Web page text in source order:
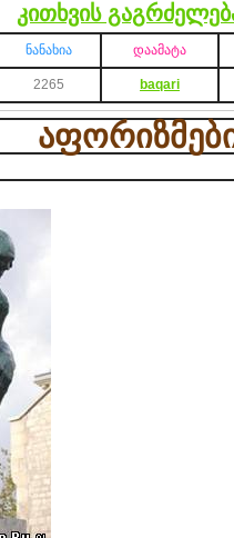
კითხვის
ნანახია დაამატა
2265 baqari